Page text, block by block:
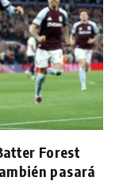
Forest
pasará